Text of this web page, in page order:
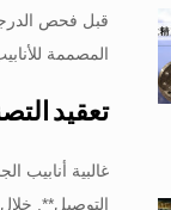
قبل فحص
المصممة
تعقيد